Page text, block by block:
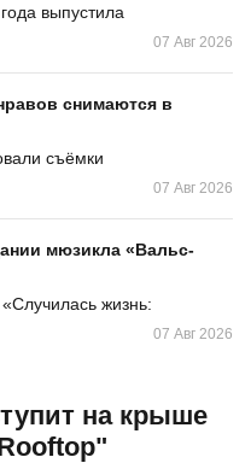
выпустила
07 Авг 2026
снимаются в
съёмки
07 Авг 2026
мюзикла «Вальс-
жизнь:
07 Авг 2026
на крыше